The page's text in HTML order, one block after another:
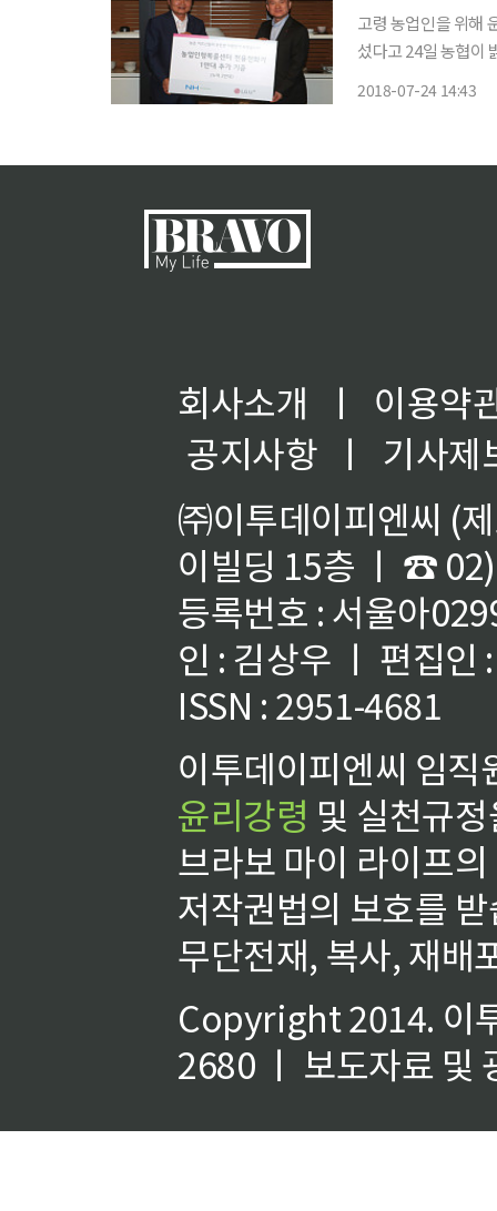
고령 농업인을 위해
섰다고 24일 농협이
2018-07-24 14:43
회사소개 ㅣ
이용약
공지사항
ㅣ
기사제
㈜이투데이피엔씨 (
이빌딩 15층 ㅣ ☎
등록번호 : 서울아
인 : 김상우 ㅣ 편집인
ISSN : 2951-4681
이투데이피엔씨 임
윤리강령 및 실천규
브라보 마이 라이프
저작권법의 보호를
무단전재, 복사, 재배
Copyright 2014. 이
2680 ㅣ 보도자료